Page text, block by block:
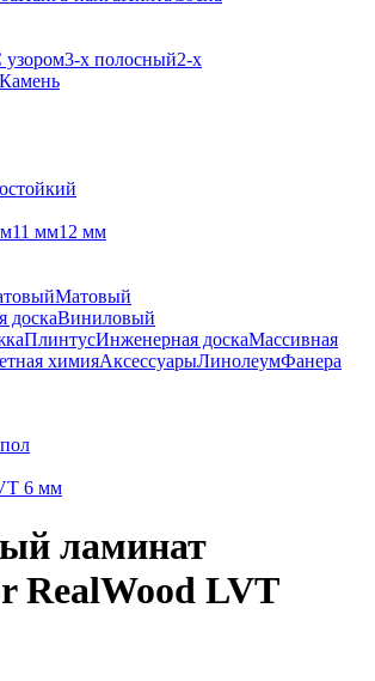
узором3-х полосный2-х
Камень
11 мм12 мм
Матовый
доскаВиниловый
ПлинтусИнженерная доскаМассивная
химияАксессуарыЛинолеумФанера
6 мм
ламинат
RealWood LVT